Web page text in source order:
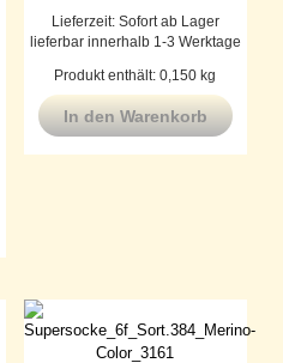
Lieferzeit: Sofort ab Lager
lieferbar innerhalb 1-3 Werktage
Produkt enthält: 0,150kg
In den Warenkorb